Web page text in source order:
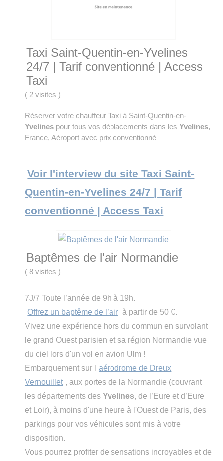
Taxi Saint-Quentin-en-Yvelines
24/7 | Tarif conventionné | Access
Taxi
( 2 visites)
Réserver votre chauffeur Taxi à Saint-Quentin-en-
Yvelines pour tous vos déplacements dans lesYvelines,
France, Aéroport avec prix conventionné
Voir l'interview du site Taxi Saint-
Quentin-en-Yvelines 24/7 | Tarif
conventionné | Access Taxi
Baptêmes de l'air Normandie
( 8 visites)
7J/7 Toute l’année de 9h à 19h.
Offrez un baptême de l’air à partir de 50 €.
Vivez une expérience hors du commun en survolant
le grand Ouest parisien et sa région Normandie vue
du ciel lors d'un vol en avion Ulm !
Embarquement sur l
aérodrome de Dreux
Vernouillet , aux portes de la Normandie (couvrant
les départements desYvelines, de l’Eure et d’Eure
et Loir), à moins d'une heure à l'Ouest de Paris, des
parkings pour vos véhicules sont mis à votre
disposition.
Vous pourrez profiter de sensations incroyables et de